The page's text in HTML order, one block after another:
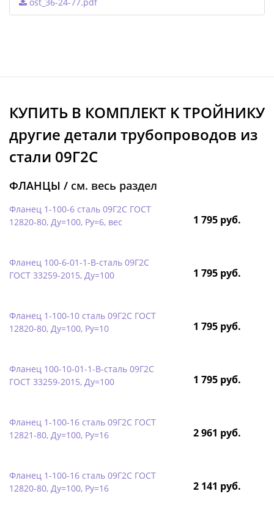
КУПИТЬ В КОМПЛЕКТ K ТРОЙНИКУ
другие детали трубопроводов из
стали 09Г2С
ФЛАНЦЫ / см. весь раздел
Фланец 1-100-6 сталь 09Г2С ГОСТ
12820-80, Ду=100, Ру=6, вес
1 795 руб.
Фланец 100-6-01-1-B-сталь 09Г2С
ГОСТ 33259-2015, Ду=100
1 795 руб.
Фланец 1-100-10 сталь 09Г2С ГОСТ
12820-80, Ду=100, Ру=10
1 795 руб.
Фланец 100-10-01-1-B-сталь 09Г2С
ГОСТ 33259-2015, Ду=100
1 795 руб.
Фланец 1-100-16 сталь 09Г2С ГОСТ
12821-80, Ду=100, Ру=16
2 961 руб.
Фланец 1-100-16 сталь 09Г2С ГОСТ
12820-80, Ду=100, Ру=16
2 141 руб.